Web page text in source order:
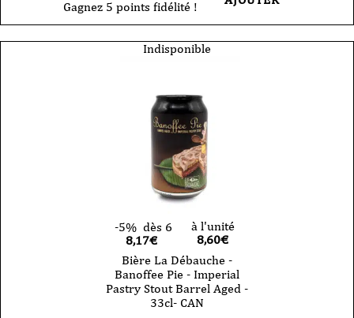
Gagnez 5 points fidélité !
Indisponible
-5% dès 6
8,17€
à l'unité
8,60€
Bière La Débauche -
Banoffee Pie - Imperial
Pastry Stout Barrel Aged -
33cl- CAN